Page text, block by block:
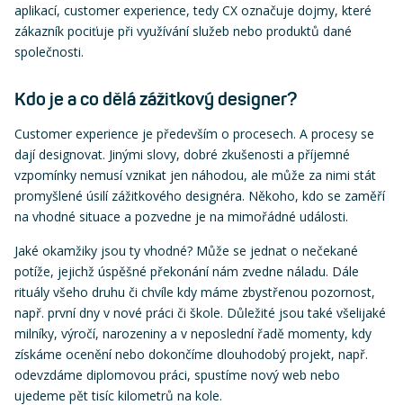
aplikací, customer experience, tedy CX označuje dojmy, které
zákazník pociťuje při využívání služeb nebo produktů dané
společnosti.
Kdo je a co dělá zážitkový designer?
Customer experience je především o procesech. A procesy se
dají designovat. Jinými slovy, dobré zkušenosti a příjemné
vzpomínky nemusí vznikat jen náhodou, ale může za nimi stát
promyšlené úsilí zážitkového designéra. Někoho, kdo se zaměří
na vhodné situace a pozvedne je na mimořádné události.
Jaké okamžiky jsou ty vhodné? Může se jednat o nečekané
potíže, jejichž úspěšné překonání nám zvedne náladu. Dále
rituály všeho druhu či chvíle kdy máme zbystřenou pozornost,
např. první dny v nové práci či škole. Důležité jsou také všelijaké
milníky, výročí, narozeniny a v neposlední řadě momenty, kdy
získáme ocenění nebo dokončíme dlouhodobý projekt, např.
odevzdáme diplomovou práci, spustíme nový web nebo
ujedeme pět tisíc kilometrů na kole.